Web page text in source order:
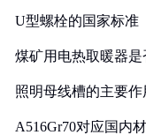
U型螺栓的国家标准
煤矿用电热取暖器
照明母线槽的主要作
A516Gr70对应国内